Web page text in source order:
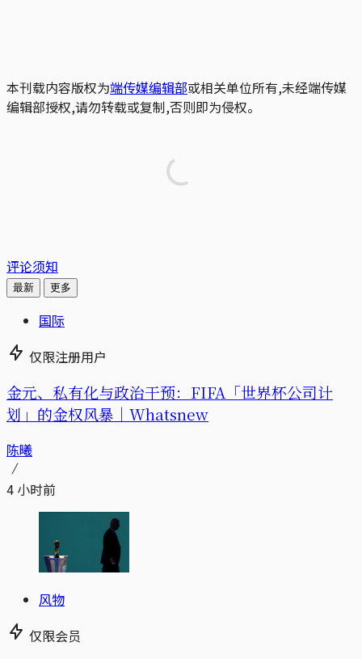
本刊载内容版权为端传媒编辑部或相关单位所有,未经端传媒
编辑部授权,请勿转载或复制,否则即为侵权。
评论须知
最新 更多
国际
仅限注册用户
金元、私有化与政治干预：FIFA「世界杯公司计
划」的金权风暴｜Whatsnew
陈曦
4 小时前
风物
仅限会员